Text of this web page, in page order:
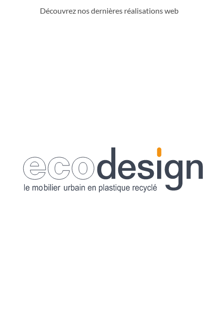
Découvrez nos dernières réalisations web